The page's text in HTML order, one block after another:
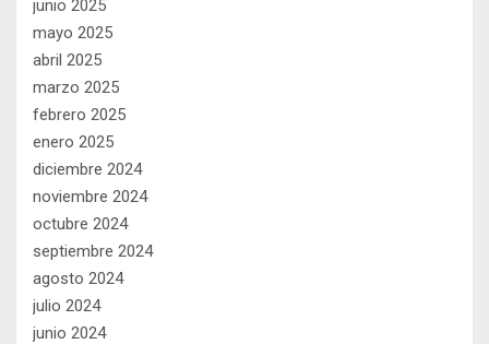
junio 2025
mayo 2025
abril 2025
marzo 2025
febrero 2025
enero 2025
diciembre 2024
noviembre 2024
octubre 2024
septiembre 2024
agosto 2024
julio 2024
junio 2024